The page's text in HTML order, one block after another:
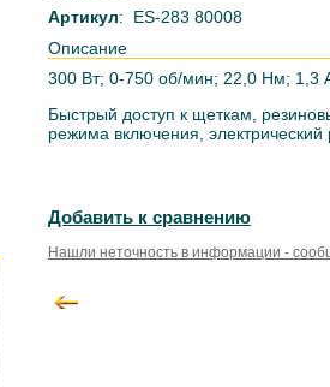
Артикул: ES-283 80008
Описание
300 Вт; 0-750 об/мин; 22,0 Нм; 1,3
Быстрый доступ к щеткам,
режима включения,
Добавить к сравнению
Нашли неточность в информации -